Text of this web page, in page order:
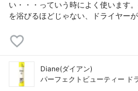
い・・・っていう時によく使います
を浴びるほどじゃない、ドライヤー
Diane(ダイアン)
パーフェクトビューティー ド